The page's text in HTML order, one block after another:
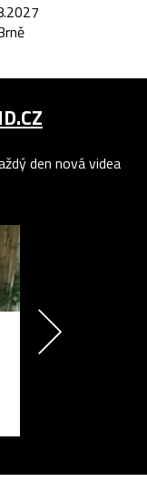
den nová videa